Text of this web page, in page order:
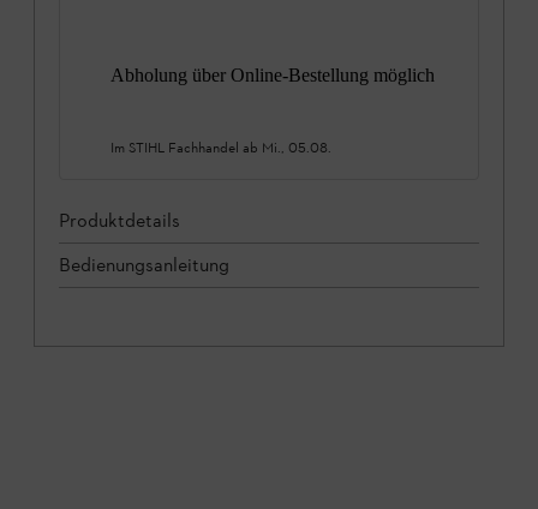
Abholung über Online-Bestellung möglich
Im STIHL Fachhandel ab Mi., 05.08.
Produktdetails
Bedienungsanleitung